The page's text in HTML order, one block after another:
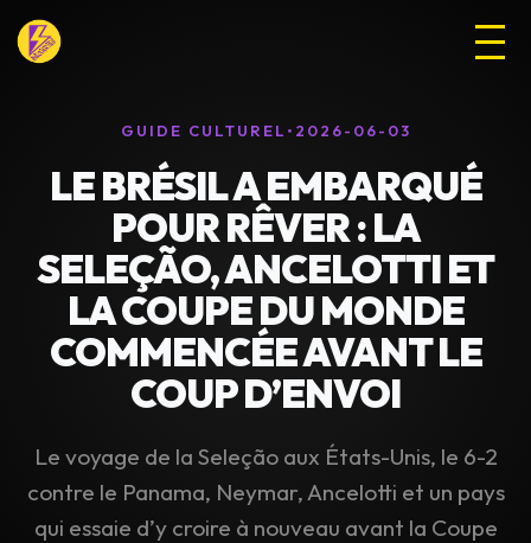
GUIDE CULTUREL • 2026-06-03
LE BRÉSIL A EMBARQUÉ
POUR RÊVER : LA
SELEÇÃO, ANCELOTTI ET
LA COUPE DU MONDE
COMMENCÉE AVANT LE
COUP D’ENVOI
Le voyage de la Seleção aux États-Unis, le 6-2
contre le Panama, Neymar, Ancelotti et un pays
qui essaie d’y croire à nouveau avant la Coupe